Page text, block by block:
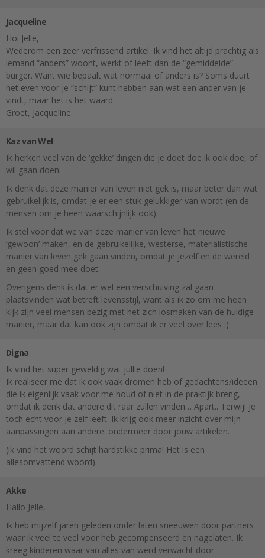
Jacqueline
Hoi Jelle,
Wederom een zeer verfrissend artikel. Ik vind het altijd prachtig als
iemand “anders” woont, werkt of leeft dan de “gemiddelde”
burger. Want wie bepaalt wat normaal of anders is? Soms duurt
het even voor je “schijt” kunt hebben aan wat een ander van je
vindt, maar het is het waard.
Groet, Jacqueline
Kaz van Wel
Ik herken veel van de ‘gekke’ dingen die je doet doe ik ook doe, of
wil gaan doen.
Ik denk dat deze manier van leven niet gek is, maar beter dan wat
gebruikelijk is, omdat je er een stuk gelukkiger van wordt (en de
mensen om je heen waarschijnlijk ook).
Ik stel voor dat we van deze manier van leven het nieuwe
‘gewoon’ maken, en de gebruikelijke, westerse, materialistische
manier van leven gek gaan vinden, omdat je jezelf en de wereld
en geen goed mee doet.
Overigens denk ik dat er wel een verschuiving zal gaan
plaatsvinden wat betreft levensstijl, want als ik zo om me heen
kijk zijn veel mensen bezig met het zich losmaken van de huidige
manier, maar dat kan ook zijn omdat ik er veel over lees :)
Digna
Ik vind het super geweldig wat jullie doen!
Ik realiseer me dat ik ook vaak dromen heb of gedachtens/ideeën
die ik eigenlijk vaak voor me houd of niet in de praktijk breng,
omdat ik denk dat andere dit raar zullen vinden… Apart.. Terwijl je
toch echt voor je zelf leeft. Ik krijg ook meer inzicht over mijn
aanpassingen aan andere. ondermeer door jouw artikelen.
(ik vind het woord schijt hardstikke prima! Het is een
allesomvattend woord).
Akke
Hallo Jelle,
Ik heb mijzelf jaren geleden onder laten sneeuwen door partners
waar ik veel te veel voor heb gecompenseerd en nagelaten. Ik
kreeg kinderen waar van alles van werd verwacht door